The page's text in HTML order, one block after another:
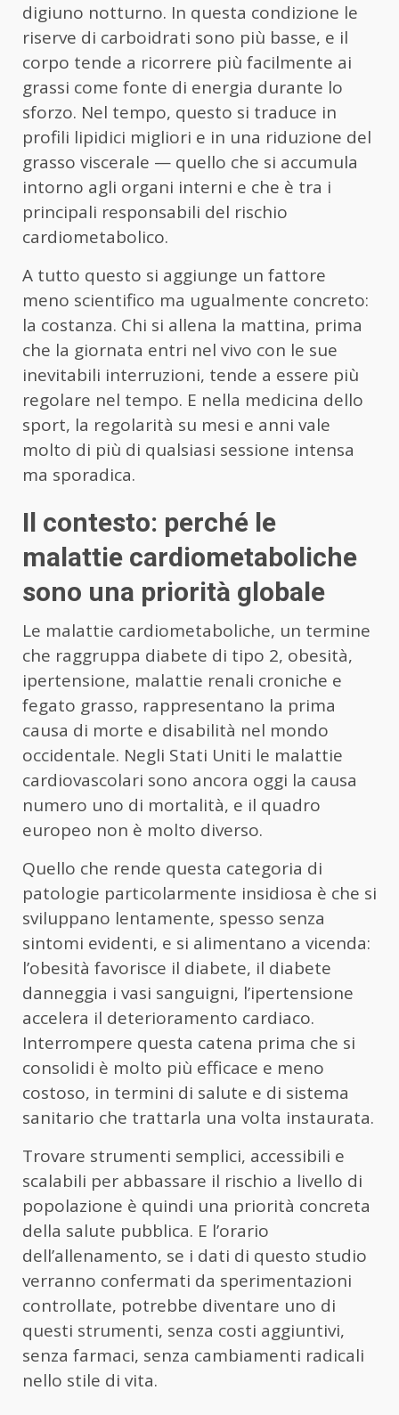
digiuno notturno. In questa condizione le
riserve di carboidrati sono più basse, e il
corpo tende a ricorrere più facilmente ai
grassi come fonte di energia durante lo
sforzo. Nel tempo, questo si traduce in
profili lipidici migliori e in una riduzione del
grasso viscerale — quello che si accumula
intorno agli organi interni e che è tra i
principali responsabili del rischio
cardiometabolico.
A tutto questo si aggiunge un fattore
meno scientifico ma ugualmente concreto:
la costanza. Chi si allena la mattina, prima
che la giornata entri nel vivo con le sue
inevitabili interruzioni, tende a essere più
regolare nel tempo. E nella medicina dello
sport, la regolarità su mesi e anni vale
molto di più di qualsiasi sessione intensa
ma sporadica.
Il contesto: perché le
malattie cardiometaboliche
sono una priorità globale
Le malattie cardiometaboliche, un termine
che raggruppa diabete di tipo 2, obesità,
ipertensione, malattie renali croniche e
fegato grasso, rappresentano la prima
causa di morte e disabilità nel mondo
occidentale. Negli Stati Uniti le malattie
cardiovascolari sono ancora oggi la causa
numero uno di mortalità, e il quadro
europeo non è molto diverso.
Quello che rende questa categoria di
patologie particolarmente insidiosa è che si
sviluppano lentamente, spesso senza
sintomi evidenti, e si alimentano a vicenda:
l’obesità favorisce il diabete, il diabete
danneggia i vasi sanguigni, l’ipertensione
accelera il deterioramento cardiaco.
Interrompere questa catena prima che si
consolidi è molto più efficace e meno
costoso, in termini di salute e di sistema
sanitario che trattarla una volta instaurata.
Trovare strumenti semplici, accessibili e
scalabili per abbassare il rischio a livello di
popolazione è quindi una priorità concreta
della salute pubblica. E l’orario
dell’allenamento, se i dati di questo studio
verranno confermati da sperimentazioni
controllate, potrebbe diventare uno di
questi strumenti, senza costi aggiuntivi,
senza farmaci, senza cambiamenti radicali
nello stile di vita.